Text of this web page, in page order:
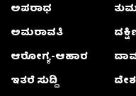
ಅಪರಾಧ
ಅಮರಾವತಿ
ಆರೋಗ್ಯ-ಆಹಾರ
ಇತರೆ ಸುದ್ದಿ
ದೇಶ